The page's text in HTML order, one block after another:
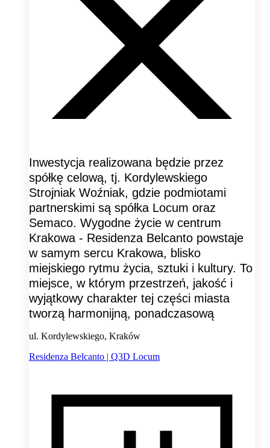
Inwestycja realizowana będzie przez
spółkę celową, tj. Kordylewskiego
Strojniak Woźniak, gdzie podmiotami
partnerskimi są spółka Locum oraz
Semaco. Wygodne życie w centrum
Krakowa - Residenza Belcanto powstaje
w samym sercu Krakowa, blisko
miejskiego rytmu życia, sztuki i kultury. To
miejsce, w którym przestrzeń, jakość i
wyjątkowy charakter tej części miasta
tworzą harmonijną, ponadczasową
ul. Kordylewskiego, Kraków
Residenza Belcanto | Q3D Locum